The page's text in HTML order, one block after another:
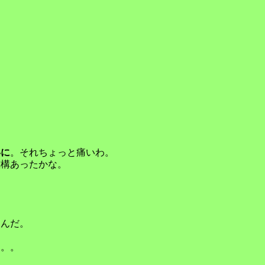
。それちょっと痛いわ。
あったかな。
だ。
。